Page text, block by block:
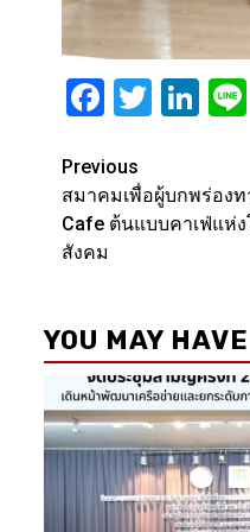
Post
Previous
สมาคมเพื่อผู้บกพร่องท
Cafe ต้นแบบคาเฟ่แห่
สังคม
YOU MAY